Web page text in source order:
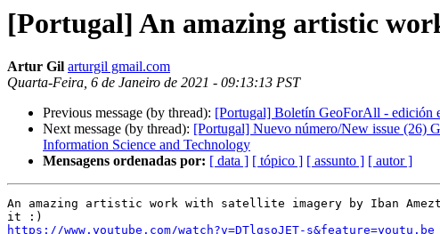
[Portugal] An amazing artistic
Artur Gil arturgil gmail.com
Quarta-Feira, 6 de Janeiro de 2021 - 09:13:13 PST
Previous message (by thread): [Portugal] Boletín GeoForAll - edición
Next message (by thread): [Portugal] Nuevo número/New issue (26)
Information Science and Technology
Mensagens ordenadas por: [ data ] [ tópico ] [ assunto ] [ autor ]
An amazing artistic work with satellite imagery by Iban
https://www.youtube.com/watch?v=DTlgsoJET-s&feature=youtu.be